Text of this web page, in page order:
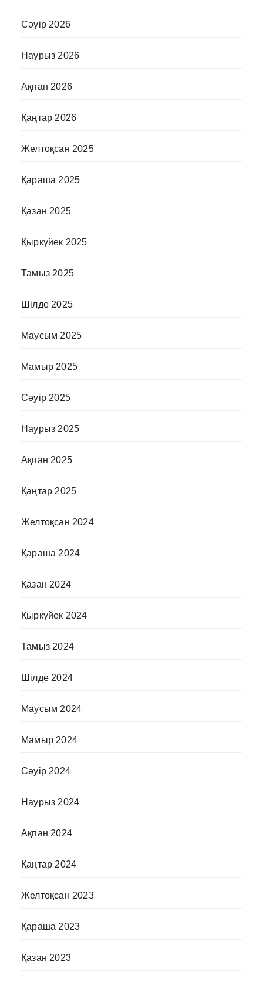
Сәуір 2026
Наурыз 2026
Ақпан 2026
Қаңтар 2026
Желтоқсан 2025
Қараша 2025
Қазан 2025
Қыркүйек 2025
Тамыз 2025
Шілде 2025
Маусым 2025
Мамыр 2025
Сәуір 2025
Наурыз 2025
Ақпан 2025
Қаңтар 2025
Желтоқсан 2024
Қараша 2024
Қазан 2024
Қыркүйек 2024
Тамыз 2024
Шілде 2024
Маусым 2024
Мамыр 2024
Сәуір 2024
Наурыз 2024
Ақпан 2024
Қаңтар 2024
Желтоқсан 2023
Қараша 2023
Қазан 2023